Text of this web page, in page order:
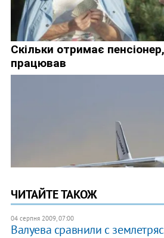
ЧИТАЙТЕ ТАКОЖ
04 серпня 2009, 07:00
Валуева сравнили с